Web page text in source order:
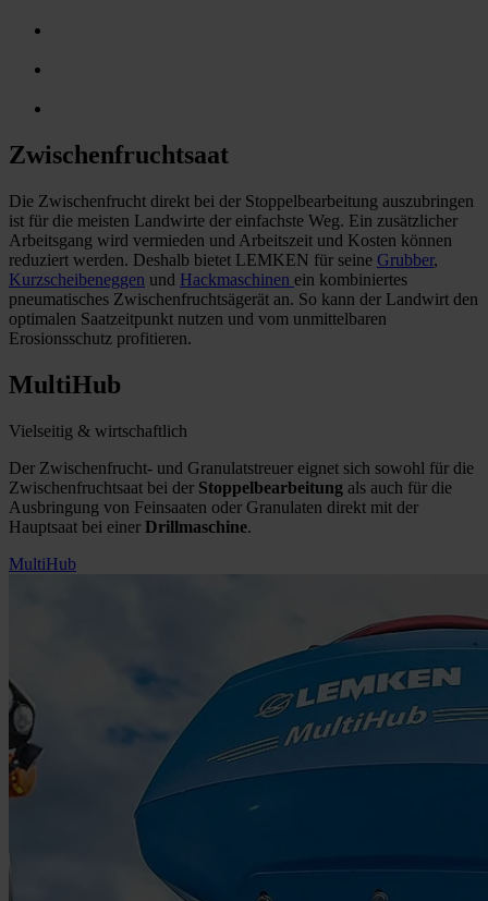
Zwischenfruchtsaat
Die Zwischenfrucht direkt bei der Stoppelbearbeitung auszubringen
ist für die meisten Landwirte der einfachste Weg. Ein zusätzlicher
Arbeitsgang wird vermieden und Arbeitszeit und Kosten können
reduziert werden. Deshalb bietet LEMKEN für seine Grubber,
Kurzscheibeneggen und Hackmaschinen ein kombiniertes
pneumatisches Zwischenfruchtsägerät an. So kann der Landwirt den
optimalen Saatzeitpunkt nutzen und vom unmittelbaren
Erosionsschutz profitieren.
MultiHub
Vielseitig & wirtschaftlich
Der Zwischenfrucht- und Granulatstreuer eignet sich sowohl für die
Zwischenfruchtsaat bei der Stoppelbearbeitung als auch für die
Ausbringung von Feinsaaten oder Granulaten direkt mit der
Hauptsaat bei einer Drillmaschine.
MultiHub